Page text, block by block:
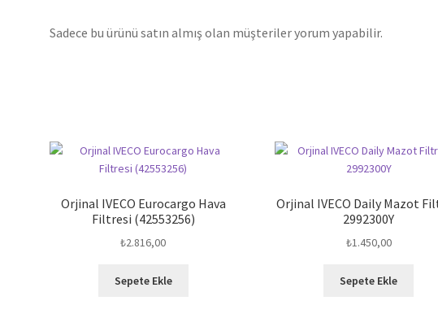
Sadece bu ürünü satın almış olan müşteriler yorum yapabilir.
Orjinal IVECO Eurocargo Hava
Filtresi (42553256)
₺2.816,00
Sepete Ekle
Orjinal IVECO Daily Mazot
2992300Y
₺1.450,00
Sepete Ekle